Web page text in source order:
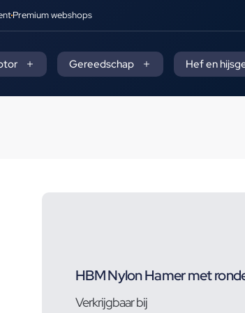
Premium webshops
Gereedschap Hef en
HBM Nylon Hamer met
Verkrijgbaar bij